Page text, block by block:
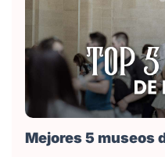
Mejores 5 museos